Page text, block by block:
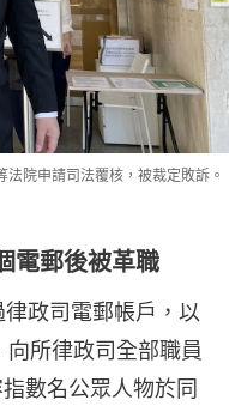
院申請司法覆核，被裁定敗訴。
電郵後被革職
政司電郵帳戶，以
向所律政司全部職員
數名公眾人物於同